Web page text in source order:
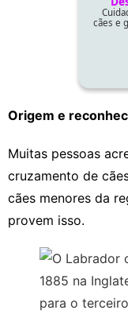
Origem e
Muitas pessoas
cruzamento de
cães menores da
provem isso.